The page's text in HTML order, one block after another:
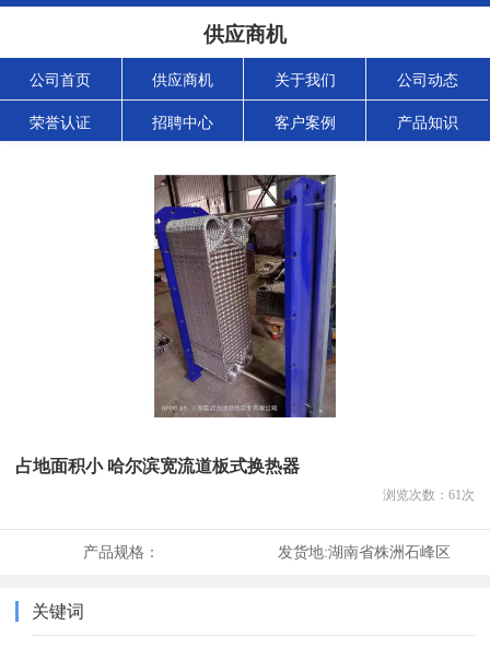
供应商机
公司首页 供应商机 关于我们 公司动态
荣誉认证 招聘中心 客户案例 产品知识
占地面积小 哈尔滨宽流道板式换热器
浏览次数： 61次
产品规格： 发货地:湖南省株洲石峰区
关键词